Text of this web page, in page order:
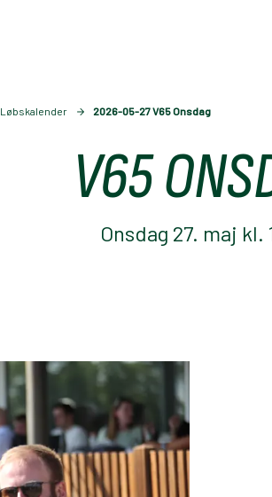
Løbskalender 2026-05-27 V65 Onsdag
V65
Onsdag 27. maj kl.